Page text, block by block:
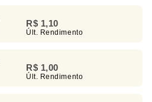
R$ 1,10
Últ. Rendimento
R$ 1,00
Últ. Rendimento